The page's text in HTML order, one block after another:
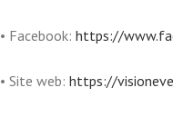
• Facebook: https://
• Site web: https://